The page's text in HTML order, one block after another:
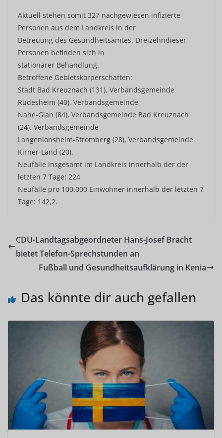
Aktuell stehen somit 327 nachgewiesen infizierte
Personen aus dem Landkreis in der
Betreuung des Gesundheitsamtes. Dreizehndieser
Personen befinden sich in
stationärer Behandlung.
Betroffene Gebietskörperschaften:
Stadt Bad Kreuznach (131), Verbandsgemeinde
Rüdesheim (40), Verbandsgemeinde
Nahe-Glan (84), Verbandsgemeinde Bad Kreuznach
(24), Verbandsgemeinde
Langenlonsheim-Stromberg (28), Verbandsgemeinde
Kirner-Land (20).
Neufälle insgesamt im Landkreis innerhalb der der
letzten 7 Tage: 224
Neufälle pro 100.000 Einwohner innerhalb der letzten 7
Tage: 142,2.
CDU-Landtagsabgeordneter Hans-Josef Bracht
bietet Telefon-Sprechstunden an
Fußball und Gesundheitsaufklärung in Kenia
Das könnte dir auch gefallen